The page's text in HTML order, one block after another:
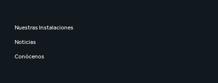
Nuestras Instalaciones
Noticias
Conócenos